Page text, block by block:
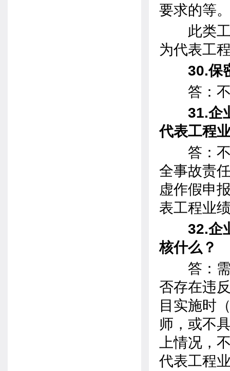
要求的等
此类工
为代表工
30.保密
答：不
31.企业
代表工程
答：不
全事故责
虚作假申
表工程业
32.企业
核什么？
答：需
否存在违
目实施时
师，或不
上情况，
代表工程